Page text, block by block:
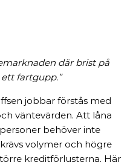
där brist på
fartgupp.”
jobbar förstås med
väntevärden. Att låna
behöver inte
volymer och högre
kreditförlusterna. Här